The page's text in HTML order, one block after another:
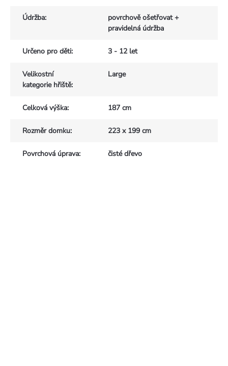
Údržba:
povrchově ošetřovat +
pravidelná údržba
Určeno pro děti: 3 - 12 let
Velikostní
kategorie hřiště:
Large
Celková výška: 187 cm
Rozměr domku: 223 x 199 cm
Povrchová úprava: čisté dřevo